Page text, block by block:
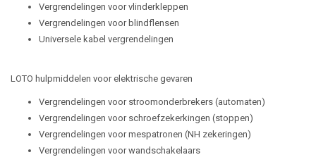
Vergrendelingen voor vlinderkleppen
Vergrendelingen voor blindflensen
Universele kabel vergrendelingen
LOTO hulpmiddelen voor elektrische gevaren
Vergrendelingen voor stroomonderbrekers (automaten)
Vergrendelingen voor schroefzekerkingen (stoppen)
Vergrendelingen voor mespatronen (NH zekeringen)
Vergrendelingen voor wandschakelaars